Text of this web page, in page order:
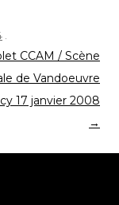
CCAM / Scène
de Vandoeuvre
17 janvier 2008
→